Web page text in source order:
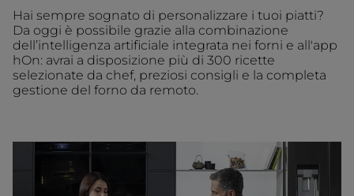
Hai sempre sognato di personalizzare i tuoi piatti?
Da oggi è possibile grazie alla combinazione
dell’intelligenza artificiale integrata nei forni e all'app
hOn: avrai a disposizione più di 300 ricette
selezionate da chef, preziosi consigli e la completa
gestione del forno da remoto.